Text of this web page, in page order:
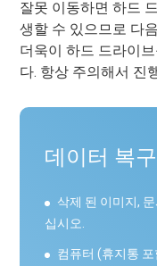
잘못 이동하면 하드
생할 수 있으므로 다
더욱이 하드 드라이
다. 항상 주의해서 진
데이터 복구
삭제 된 이미지,
십시오.
컴퓨터 (휴지통